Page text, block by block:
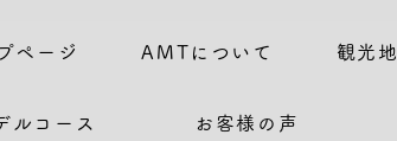
ページ AMTについて 観光
ルコース お客様の声